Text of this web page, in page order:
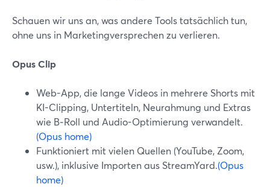
Schauen wir uns an, was andere Tools tatsächlich tun,
ohne uns in Marketingversprechen zu verlieren.
Opus Clip
Web-App, die lange Videos in mehrere Shorts mit
KI-Clipping, Untertiteln, Neurahmung und Extras
wie B‑Roll und Audio-Optimierung verwandelt.
(Opus home)
Funktioniert mit vielen Quellen (YouTube, Zoom,
usw.), inklusive Importen aus StreamYard.(Opus
home)